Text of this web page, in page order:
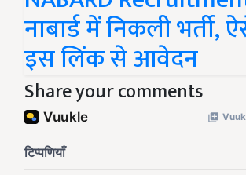
नाबार्ड में निकली भर्ती,
इस लिंक से आवेदन
Share your comments